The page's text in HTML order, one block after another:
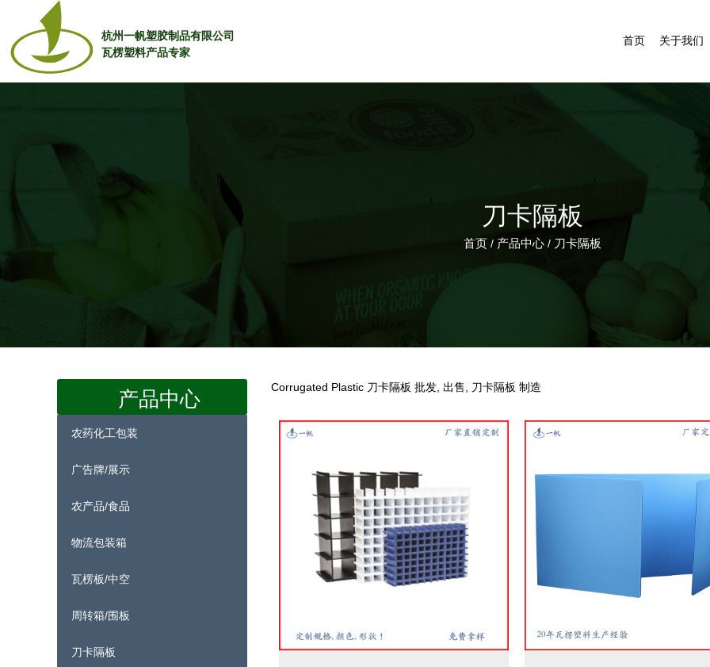
杭州一帆塑胶制品有限公司
瓦楞塑料产品专家
首页 关于我们
刀卡隔板
首页 / 产品中心 / 刀卡隔板
产品中心
农药化工包装
广告牌/展示
农产品/食品
物流包装箱
瓦楞板/中空
周转箱/围板
刀卡隔板
Corrugated Plastic 刀卡隔板 批发, 出售, 刀卡隔板 制造